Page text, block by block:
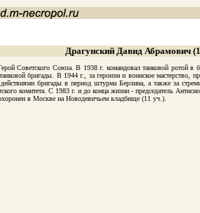
Драгунский Давид Абрамович
Советского Союза. В 1938 г. командовал танковой ротой в
бригады. В 1944 г., за героизм и воинское
бригады в период штурма Берлина, а также за
комитета. С 1983 г. и до конца жизни - председатель
в Москве на Новодевичьем кладбище (11 уч.).